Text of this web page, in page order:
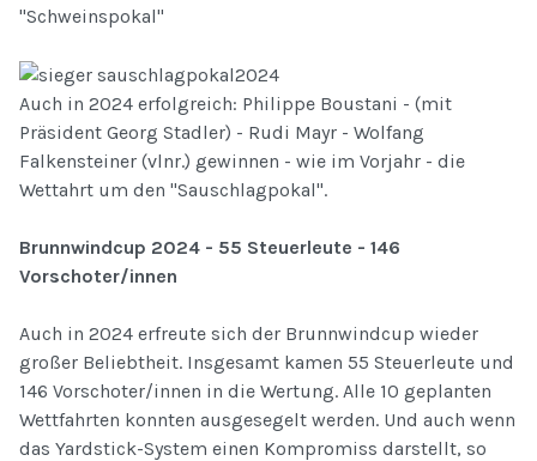
"Schweinspokal"
Auch in 2024 erfolgreich: Philippe Boustani - (mit
Präsident Georg Stadler) - Rudi Mayr - Wolfang
Falkensteiner (vlnr.) gewinnen - wie im Vorjahr - die
Wettahrt um den "Sauschlagpokal".
Brunnwindcup 2024 - 55 Steuerleute - 146
Vorschoter/innen
Auch in 2024 erfreute sich der Brunnwindcup wieder
großer Beliebtheit. Insgesamt kamen 55 Steuerleute und
146 Vorschoter/innen in die Wertung. Alle 10 geplanten
Wettfahrten konnten ausgesegelt werden. Und auch wenn
das Yardstick-System einen Kompromiss darstellt, so